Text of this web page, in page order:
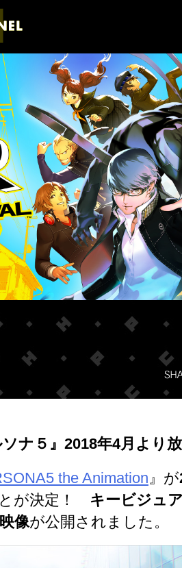
ナ５』2018年4月より
the Animation』が
が決定！ キービジュ
像が公開されました。